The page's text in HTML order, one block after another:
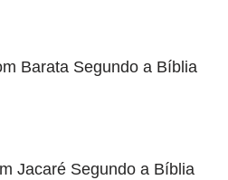
Barata Segundo a Bíblia
Jacaré Segundo a Bíblia